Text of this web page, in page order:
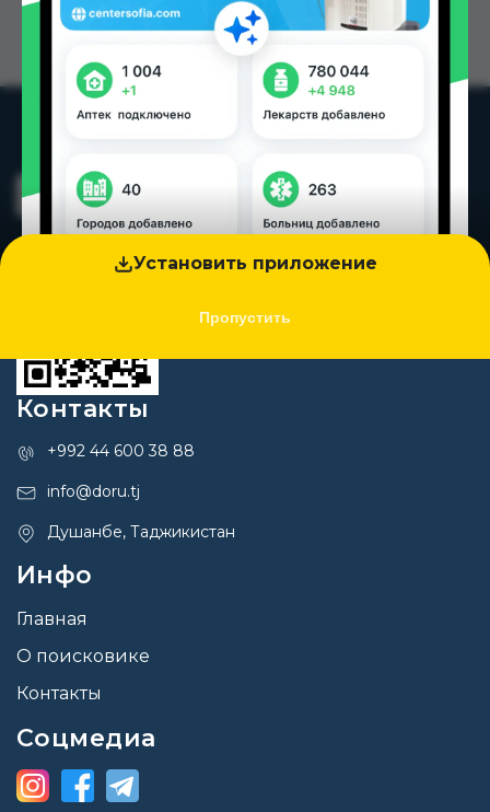
Установить приложение
Пропустить
Контакты
+992 44 600 38 88
info@doru.tj
Душанбе, Таджикистан
Инфо
Главная
О поисковике
Контакты
Соцмедиа